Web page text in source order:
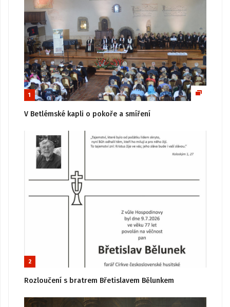
1
V Betlémské kapli o pokoře a smíření
2
Rozloučení s bratrem Břetislavem Bělunkem